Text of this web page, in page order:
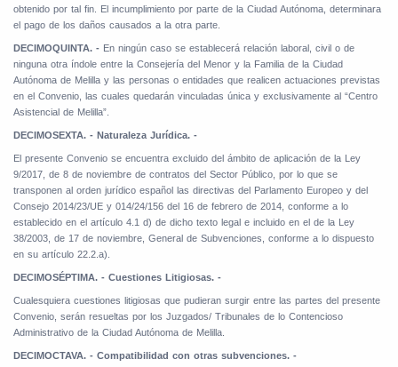
obtenido por tal fin. El incumplimiento por parte de la Ciudad Autónoma, determinara
el pago de los daños causados a la otra parte.
DECIMOQUINTA. - En ningún caso se establecerá relación laboral, civil o de
ninguna otra índole entre la Consejería del Menor y la Familia de la Ciudad
Autónoma de Melilla y las personas o entidades que realicen actuaciones previstas
en el Convenio, las cuales quedarán vinculadas única y exclusivamente al “Centro
Asistencial de Melilla”.
DECIMOSEXTA. - Naturaleza Jurídica. -
El presente Convenio se encuentra excluido del ámbito de aplicación de la Ley
9/2017, de 8 de noviembre de contratos del Sector Público, por lo que se
transponen al orden jurídico español las directivas del Parlamento Europeo y del
Consejo 2014/23/UE y 014/24/156 del 16 de febrero de 2014, conforme a lo
establecido en el artículo 4.1 d) de dicho texto legal e incluido en el de la Ley
38/2003, de 17 de noviembre, General de Subvenciones, conforme a lo dispuesto
en su artículo 22.2.a).
DECIMOSÉPTIMA. - Cuestiones Litigiosas. -
Cualesquiera cuestiones litigiosas que pudieran surgir entre las partes del presente
Convenio, serán resueltas por los Juzgados/ Tribunales de lo Contencioso
Administrativo de la Ciudad Autónoma de Melilla.
DECIMOCTAVA. - Compatibilidad con otras subvenciones. -